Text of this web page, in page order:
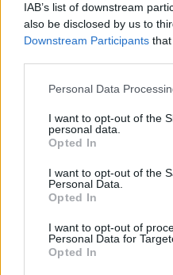
IAB’s list of downstream
also be disclosed by us to
Downstream Participants
Please note that this
not limited to your visit or
grant or deny consent to
use your data for below
consent section.
Personal Data
I want to opt-out of the
personal data.
Opted In
I want to opt-out of the
Personal Data.
Opted In
I want to opt-out of
Personal Data for
Opted In
VW: Η δύσκολη εξίσωση
της αναδιάρθρωσης
ESG Report 2025: Πώς η ΑΒ